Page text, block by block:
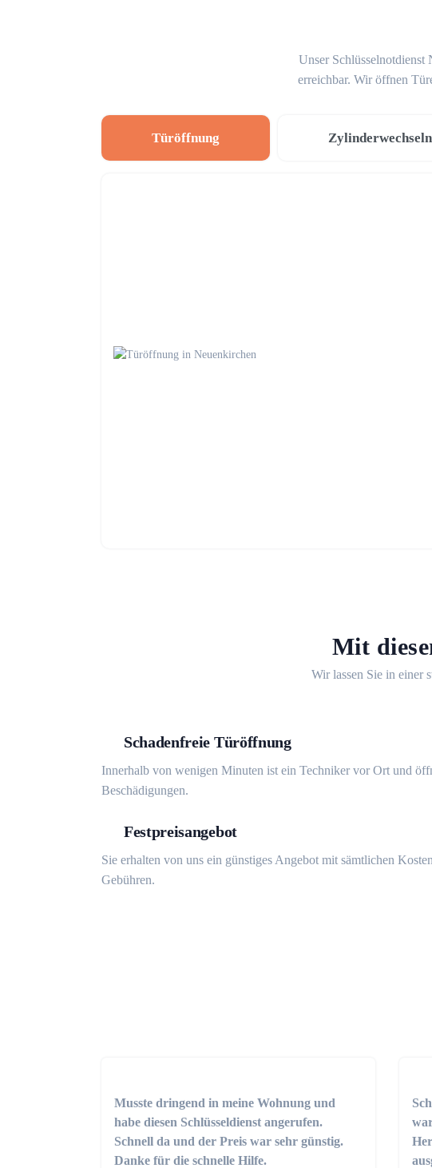
Unser
erreichbar. Wir öffnen
Türöffnung Zylinderwechseln
Mit
Wir lassen Sie in einer
Schadenfreie Türöffnung
Innerhalb von wenigen Minuten ist ein Techniker vor Ort und
Beschädigungen.
Festpreisangebot
Sie erhalten von uns ein günstiges Angebot mit sämtlichen
Gebühren.
Musste dringend in meine Wohnung und
habe diesen Schlüsseldienst angerufen.
Schnell da und der Preis war sehr günstig.
Danke für die schnelle Hilfe.